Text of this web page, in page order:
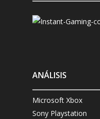
ANÁLISIS
Microsoft Xbox
Sony Playstation